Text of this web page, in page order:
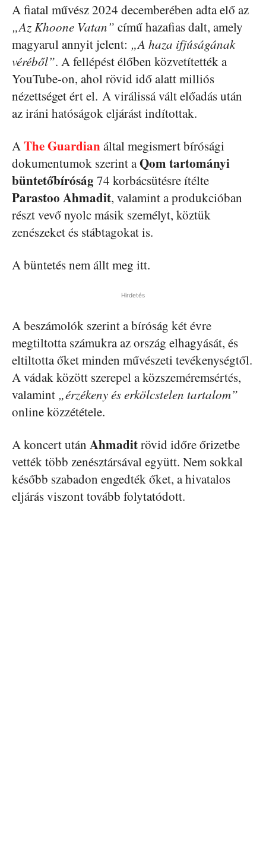
A fiatal művész 2024 decemberében adta elő az
„Az Khoone Vatan” című hazafias dalt, amely
magyarul annyit jelent: „A haza ifjúságának
véréből”. A fellépést élőben közvetítették a
YouTube-on, ahol rövid idő alatt milliós
nézettséget ért el. A virálissá vált előadás után
az iráni hatóságok eljárást indítottak.
AThe Guardianáltal megismert bírósági
dokumentumok szerint aQom tartományi
büntetőbíróság74 korbácsütésre ítélte
Parastoo Ahmadit, valamint a produkcióban
részt vevő nyolc másik személyt, köztük
zenészeket és stábtagokat is.
A büntetés nem állt meg itt.
Hirdetés
A beszámolók szerint a bíróság két évre
megtiltotta számukra az ország elhagyását, és
eltiltotta őket minden művészeti tevékenységtől.
A vádak között szerepel a közszeméremsértés,
valamint „érzékeny és erkölcstelen tartalom”
online közzététele.
A koncert után Ahmaditrövid időre őrizetbe
vették több zenésztársával együtt. Nem sokkal
később szabadon engedték őket, a hivatalos
eljárás viszont tovább folytatódott.